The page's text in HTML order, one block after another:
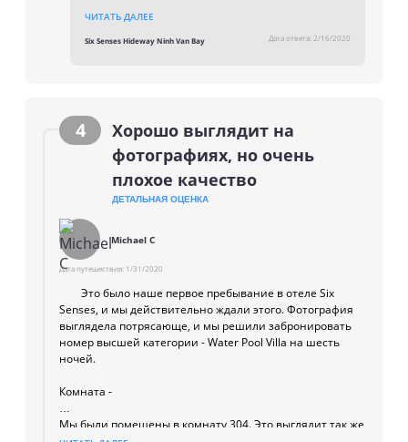
Некоторые из вилл имеют много шагов до них, поэтому
проверьте, прежде чем бронировать доступность.
truly an inspiration for us to continue to strive to
services, experiences, hosts and our vision towards
sustainability. I hope we have an opportunity to
reconnect again in near future. Warm Regards,
Resort Management.
ЧИТАТЬ ДАЛЕЕ
Six Senses Hideway Ninh Van Bay Дата ответа: 2/16/2020
4
Хорошо выглядит на
фотографиях, но очень
плохое качество
ДЕТАЛЬНАЯ ОЦЕНКА
Michael C
Дата путешествия: 1/31/2020
Это было наше первое пребывание в отеле Six
Senses, и мы действительно ждали этого. Фотография
выглядела потрясающе, и мы решили забронировать
номер высшей категории - Water Pool Villa на шесть
ночей.
Комната -
Мы были помещены в комнату 304. Это выглядит так же,